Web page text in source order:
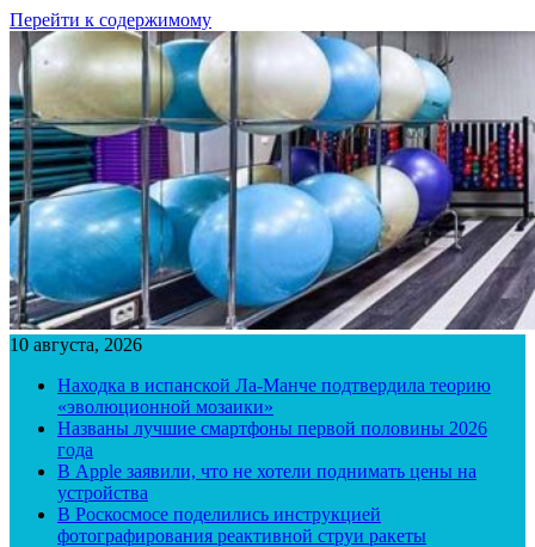
Перейти к содержимому
10 августа, 2026
Находка в испанской Ла-Манче подтвердила теорию
«эволюционной мозаики»
Названы лучшие смартфоны первой половины 2026
года
В Apple заявили, что не хотели поднимать цены на
устройства
В Роскосмосе поделились инструкцией
фотографирования реактивной струи ракеты